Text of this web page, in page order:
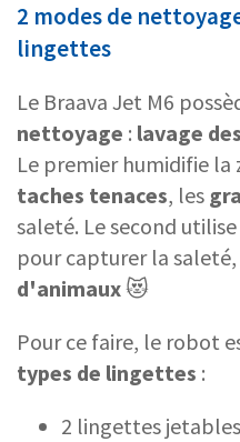
2 modes de
lingettes
Le Braava Jet M6
nettoyage : lavage
Le premier humidifie
taches tenaces, les
saleté. Le second
pour capturer la
d'animaux😻
Pour ce faire, le robot
types de lingettes :
2 lingettes